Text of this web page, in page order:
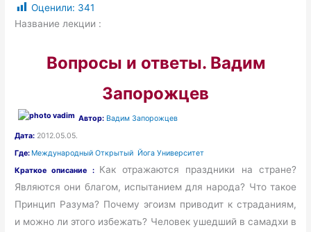
Оценили: 341
Название лекции :
Вопросы и ответы. Вадим
Запорожцев
Автор: Вадим Запорожцев
Дата: 2012.05.05.
Где: Международный Открытый Йога Университет
Краткое описание : Как отражаются праздники на стране?
Являются они благом, испытанием для народа? Что такое
Принцип Разума? Почему эгоизм приводит к страданиям,
и можно ли этого избежать? Человек ушедший в самадхи в